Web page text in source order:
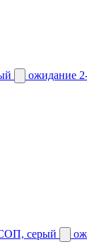
ожидание